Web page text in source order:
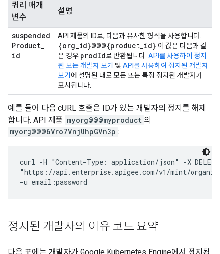
쿼리 매개
변수
설명
suspended
Product_
id
API 제품의 ID로, 다음과 유사한 형식을 사용합니다.
{org_id}@@@{product_id} 이 값은 다음과 같
은 경우 prodId로 반환됩니다. API를 사용하여 정지
된 모든 개발자 보기 및 API를 사용하여 정지된 개발자
보기 에 설명된 대로 모든 또는 특정 정지된 개발자가
표시됩니다.
예를 들어 다음 cURL 호출은 ID가 있는 개발자의 정지를 해제
합니다. API 제품 myorg@@@myproduct 의
myorg@@@6Vro7VnjUhpGVn3p :
curl -H "Content-Type: application/json" -X
"https://api.enterprise.apigee.com/v1/mint/
정지된 개발자의 이유 코드 요약
다음 표에는 개발자가 Google Kubernetes Engine에서 정지됨.